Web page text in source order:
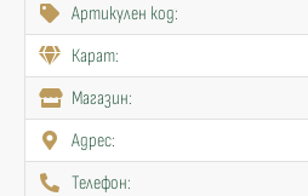
Артикулен код:
Карат:
Mагазин:
Адрес:
Телефон: